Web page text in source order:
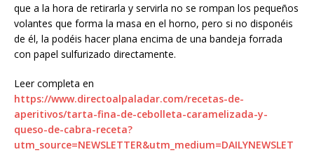
que a la hora de retirarla y servirla no se rompan los pequeños
volantes que forma la masa en el horno, pero si no disponéis
de él, la podéis hacer plana encima de una bandeja forrada
con papel sulfurizado directamente.
Leer completa en
https://www.directoalpaladar.com/recetas-de-
aperitivos/tarta-fina-de-cebolleta-caramelizada-y-
queso-de-cabra-receta?
utm_source=NEWSLETTER&utm_medium=DAILYNEWSLET